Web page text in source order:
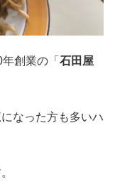
創業の「 石田屋
なった方も多いハ